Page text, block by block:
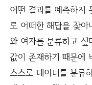
어떤 결과를 예측하지
로 어떠한 해답을 찾아
와 여자를 분류하고 싶
값이 존재하기 때문에
스스로 데이터를 분류